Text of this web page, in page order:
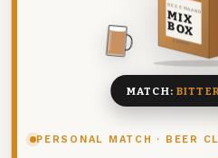
PERSONAL MATCH · BEER
DEZE MAAND
MIX
BOX
8 BIEREN
MATCH: